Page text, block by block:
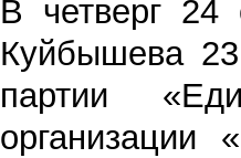
В четверг 24
Куйбышева
партии
организации